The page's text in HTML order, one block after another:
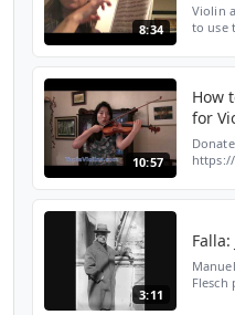
8:34
Violin
to use
10:57
How
for
3:11
Falla:
Flesch